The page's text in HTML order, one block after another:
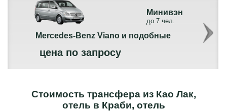
Минивэн
до 7 чел.
Mercedes-Benz Viano и подобные
цена по запросу
Стоимость трансфера из Као Лак,
отель в Краби, отель